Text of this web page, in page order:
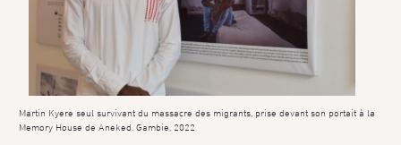
Martin Kyere seul survivant du massacre des migrants, prise devant son portait à la
Memory House de Aneked. Gambie, 2022